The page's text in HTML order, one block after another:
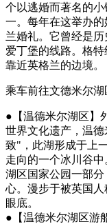
个以逃婚而著名的
一。每年在这举办
兰婚礼。它曾经是
爱丁堡的线路。格
靠近英格兰的边境。
乘车前往文德米尔湖
●【温德米尔湖区】
世界文化遗产，温
致"，此湖形成于上
走向的一个冰川谷
湖区国家公园一部
心。漫步于被英国
眼底。
●【温德米尔湖区游